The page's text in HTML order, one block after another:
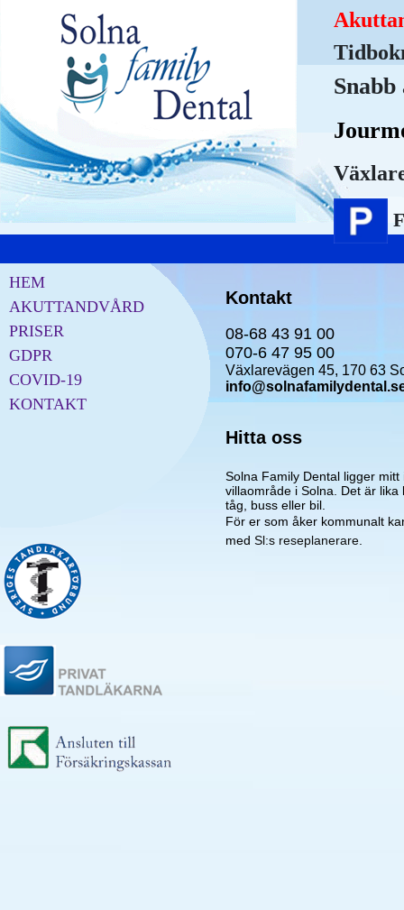
Snabb
HEM
AKUTTANDVÅRD
PRISER
GDPR
COVID-19
KONTAKT
Kontakt
08-68 43 91 00
070-6 47 95 00
Växlarevägen 45, 170 63
Hitta oss
Solna Family Dental ligger
villaområde i Solna . Det är
tåg, buss eller bil.
För er som åker kommunalt
med Sl:s reseplanerare